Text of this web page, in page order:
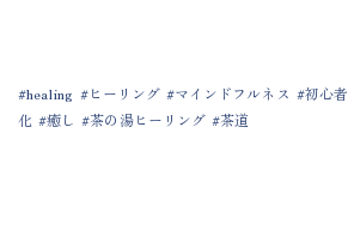
healing ヒーリング マインドフルネス 初心者
化
癒し 茶の湯ヒーリング 茶道